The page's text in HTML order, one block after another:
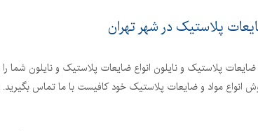
پلاستیک در شهر تهران
ضایعات پلاستیک و نایلون انواع ضایعات پلاستیک و نایلون شما
انواع مواد و ضایعات پلاستیک خود کافیست با ما تماس بگیرید.